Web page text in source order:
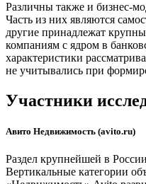
Различны также и бизнес-
Часть из них являются
другие принадлежат
компаниям с ядром в
характеристики
не учитывались при
Участники
Авито Недвижимость (avito.ru)
Раздел крупнейшей в
Вертикальные категории